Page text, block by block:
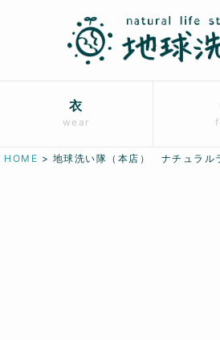
衣
wear
HOME 地球洗い隊（本店） ナチュラル